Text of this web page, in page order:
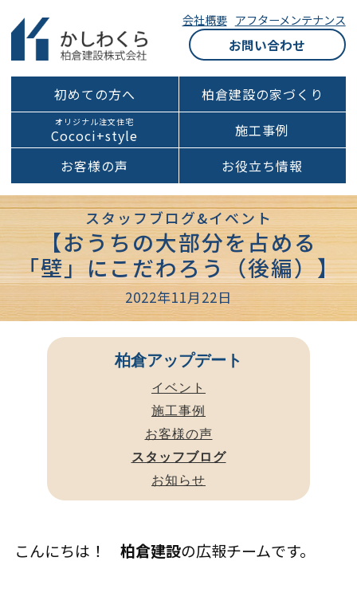
会社概要 アフターメンテナンス
お問い合わせ
初めての方へ 柏倉建設の家づくり
オリジナル注文住宅
Cococi+style
施工事例
お客様の声
お役立ち情報
スタッフブログ&イベント
【おうちの大部分を占める
「壁」にこだわろう（後編）】
2022年11月22日
こんにちは！ 柏倉建設の広報チームです。
柏倉アップデート
イベント
施工事例
お客様の声
スタッフブログ
お知らせ